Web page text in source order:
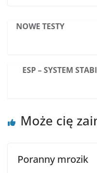
NOWE TESTY
ESP – SYSTEM
Może cię
Poranny mrozik